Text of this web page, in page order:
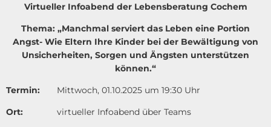
Virtueller Infoabend der Lebensberatung Cochem
Thema: „Manchmal serviert das Leben eine Portion
Angst- Wie Eltern Ihre Kinder bei der Bewältigung von
Unsicherheiten, Sorgen und Ängsten unterstützen
können.“
Termin: Mittwoch, 01.10.2025 um 19:30 Uhr
Ort: virtueller Infoabend über Teams